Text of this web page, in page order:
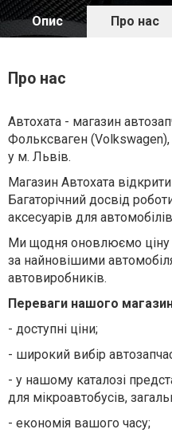
Опис Про нас
Про нас
Автохата - магазин
Фольксваген (Volkswagen),
у м. Львів.
Магазин Автохата
Багаторічний досвід
аксесуарів для
Ми щодня оновлюємо ціну
за найновішими
автовиробників.
Переваги нашого
- доступні ціни;
- широкий вибір
- у нашому каталозі
для мікроавтобусів,
- економія вашого часу;